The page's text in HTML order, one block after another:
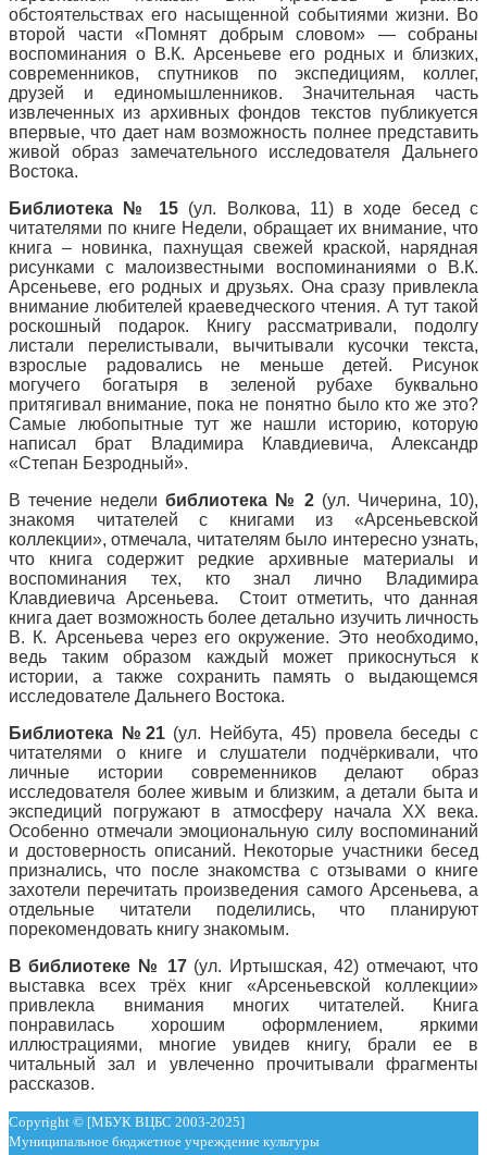
обстоятельствах его насыщенной событиями жизни. Во
второй части «Помнят добрым словом» — собраны
воспоминания о В.К. Арсеньеве его родных и близких,
современников, спутников по экспедициям, коллег,
друзей и единомышленников. Значительная часть
извлеченных из архивных фондов текстов публикуется
впервые, что дает нам возможность полнее представить
живой образ замечательного исследователя Дальнего
Востока.
Библиотека № 15 (ул. Волкова, 11) в ходе бесед с
читателями по книге Недели, обращает их внимание, что
книга – новинка, пахнущая свежей краской, нарядная
рисунками с малоизвестными воспоминаниями о В.К.
Арсеньеве, его родных и друзьях. Она сразу привлекла
внимание любителей краеведческого чтения. А тут такой
роскошный подарок. Книгу рассматривали, подолгу
листали перелистывали, вычитывали кусочки текста,
взрослые радовались не меньше детей. Рисунок
могучего богатыря в зеленой рубахе буквально
притягивал внимание, пока не понятно было кто же это?
Самые любопытные тут же нашли историю, которую
написал брат Владимира Клавдиевича, Александр
«Степан Безродный».
В течение недели библиотека № 2 (ул. Чичерина, 10),
знакомя читателей с книгами из «Арсеньевской
коллекции», отмечала, читателям было интересно узнать,
что книга содержит редкие архивные материалы и
воспоминания тех, кто знал лично Владимира
Клавдиевича Арсеньева. Стоит отметить, что данная
книга дает возможность более детально изучить личность
В. К. Арсеньева через его окружение. Это необходимо,
ведь таким образом каждый может прикоснуться к
истории, а также сохранить память о выдающемся
исследователе Дальнего Востока.
Библиотека №21(ул. Нейбута, 45) провела беседы с
читателями о книге и слушатели подчёркивали, что
личные истории современников делают образ
исследователя более живым и близким, а детали быта и
экспедиций погружают в атмосферу начала XX века.
Особенно отмечали эмоциональную силу воспоминаний
и достоверность описаний. Некоторые участники бесед
признались, что после знакомства с отзывами о книге
захотели перечитать произведения самого Арсеньева, а
отдельные читатели поделились, что планируют
порекомендовать книгу знакомым.
В библиотеке № 17(ул. Иртышская, 42) отмечают, что
выставка всех трёх книг «Арсеньевской коллекции»
привлекла внимания многих читателей. Книга
понравилась хорошим оформлением, яркими
иллюстрациями, многие увидев книгу, брали ее в
читальный зал и увлеченно прочитывали фрагменты
рассказов.
Copyright © [МБУК ВЦБС 2003-2025]
Муниципальное бюджетное учреждение культуры